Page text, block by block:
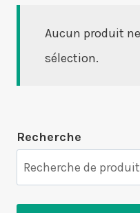
Aucun produit
sélection.
Recherche